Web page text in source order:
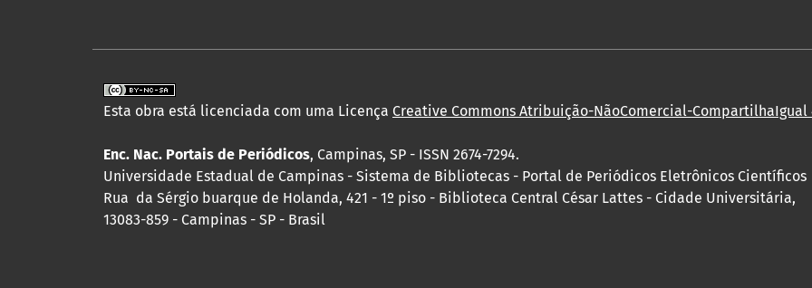
Esta obra está licenciada com uma Licença Creative Commons Atribuição-NãoComercial-
Enc. Nac. Portais de Periódicos, Campinas, SP - ISSN 2674-7294.
Universidade Estadual de Campinas - Sistema de Bibliotecas - Portal de Periódicos Eletrônicos Científicos
Rua da Sérgio buarque de Holanda, 421 - 1º piso - Biblioteca Central César Lattes - Cidade Universitária,
13083-859 - Campinas - SP - Brasil